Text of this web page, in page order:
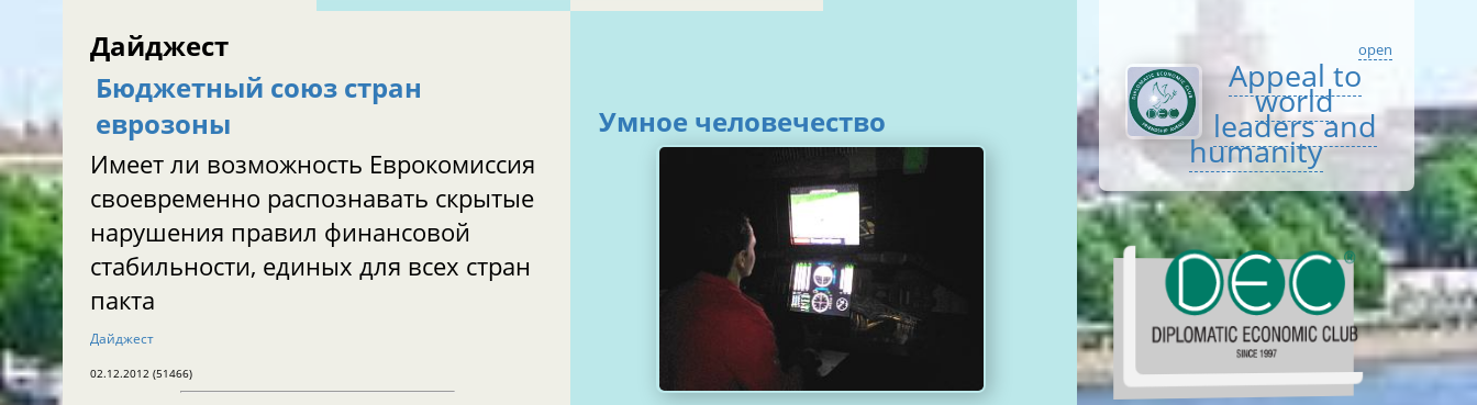
Дайджест
Бюджетный союз стран
еврозоны
Имеет ли возможность Еврокомиссия
своевременно распознавать скрытые
нарушения правил финансовой
стабильности, единых для всех стран
пакта
Дайджест
02.12.2012 (51466)
Умное человечество
open
Appeal to
world
leaders and
humanity